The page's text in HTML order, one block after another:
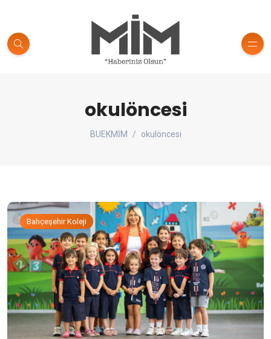
okulöncesi
BUEKMİM okulöncesi
Bahçeşehir Koleji